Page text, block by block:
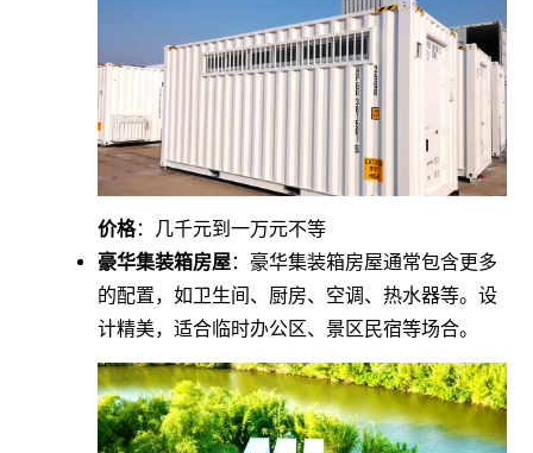
价格：几千元到一万元不等
豪华集装箱房屋：豪华集装箱房屋通常包含更多
的配置，如卫生间、厨房、空调、热水器等。设
计精美，适合临时办公区、景区民宿等场合。